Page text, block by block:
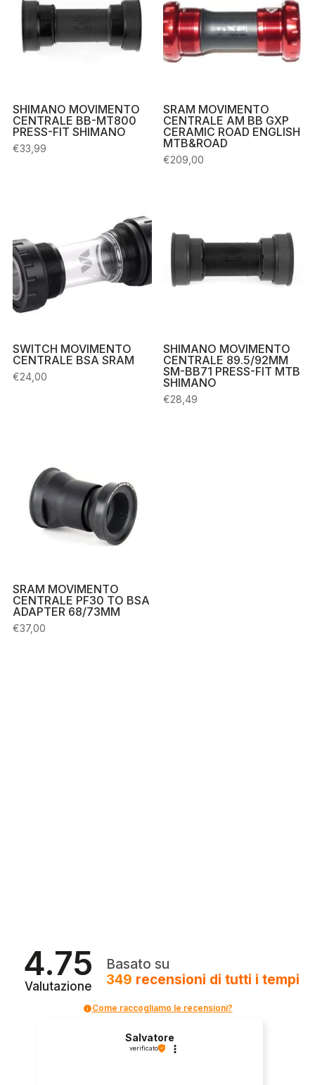
SHIMANO MOVIMENTO
CENTRALE BB-MT800
PRESS-FIT SHIMANO
€33,99
SRAM MOVIMENTO
CENTRALE AM BB GXP
CERAMIC ROAD ENGLISH
MTB&ROAD
€209,00
SWITCH MOVIMENTO
CENTRALE BSA SRAM
€24,00
SHIMANO MOVIMENTO
CENTRALE 89.5/92MM
SM-BB71 PRESS-FIT MTB
SHIMANO
€28,49
SRAM MOVIMENTO
CENTRALE PF30 TO BSA
ADAPTER 68/73MM
€37,00
4.75
Valutazione
Basato su
349 recensioni di tutti i tempi
Come raccogliamo le recensioni?
Salvatore
verificato